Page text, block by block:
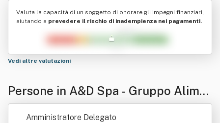
Valuta la capacità di un soggetto di onorare gli impegni finanziari,
aiutando a prevedere il rischio di inadempienza nei pagamenti.
Vedi altre valutazioni
Persone in A&D Spa - Gruppo Alime
ntare E Dietetico
Amministratore Delegato